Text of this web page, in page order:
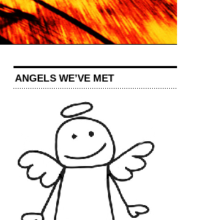
ANGELS WE’VE MET